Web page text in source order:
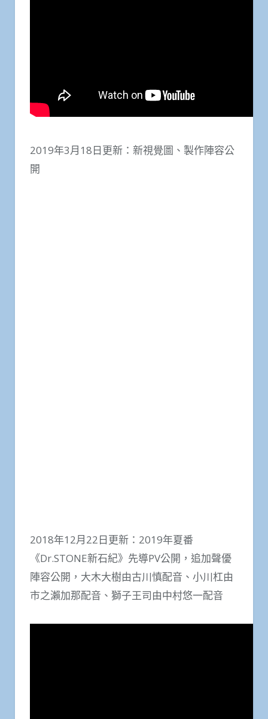
2019年3月18日更新：新視覺圖、製作陣容公
開
2018年12月22日更新：2019年夏番
《Dr.STONE新石紀》先導PV公開，追加聲優
陣容公開，大木大樹由古川慎配音、小川杠由
市之瀨加那配音、獅子王司由中村悠一配音